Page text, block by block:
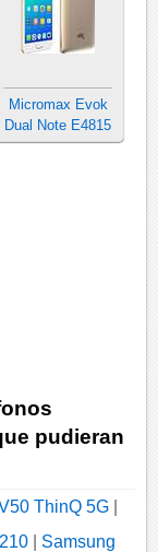
Micromax Evok
Dual Note E4815
pudieran
ThinQ 5G
Samsung